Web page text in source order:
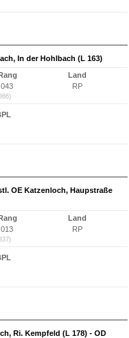
In der Hohlbach (L 163)
Land
RP
OE Katzenloch, Haupstraße
Land
RP
Ri. Kempfeld (L 178) - OD